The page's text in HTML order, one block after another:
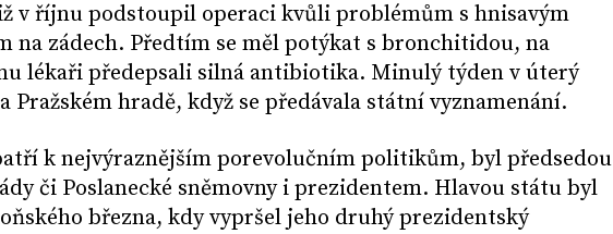
v říjnu podstoupil operaci kvůli problémům s hnisavým
na zádech. Předtím se měl potýkat s bronchitidou, na
lékaři předepsali silná antibiotika. Minulý týden v úterý
Pražském hradě, když se předávala státní vyznamenání.
k nejvýraznějším porevolučním politikům, byl předsedou
či Poslanecké sněmovny i prezidentem. Hlavou státu byl
března, kdy vypršel jeho druhý prezidentský